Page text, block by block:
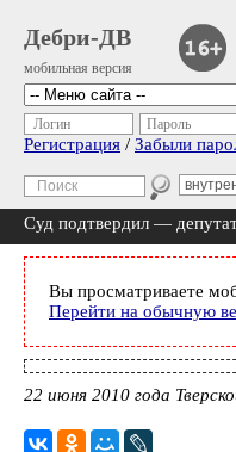
Дебри-ДВ
мобильная версия
Логин Пароль
Регистрация / Забыли
Суд подтвердил —
Вы просматриваете
Перейти на обычную
22 июня 2010 года